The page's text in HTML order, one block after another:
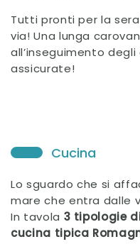
Tutti pronti per la
via! Una lunga
all’inseguimento
assicurate!
Cucina
Lo sguardo che si
mare che entra dalle
In tavola 3 tipologie
cucina tipica